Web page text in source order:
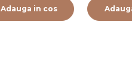
Adauga in cos